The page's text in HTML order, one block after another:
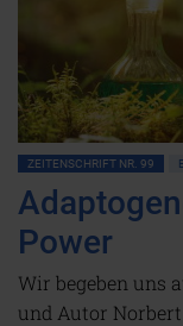
ZEITENSCHRIFT NR. 99
Power
Wir begeben uns
und Autor